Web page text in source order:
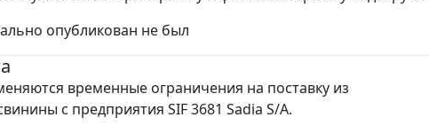
опубликован не был
временные ограничения на поставку из
с предприятия SIF 3681 Sadia S/A.